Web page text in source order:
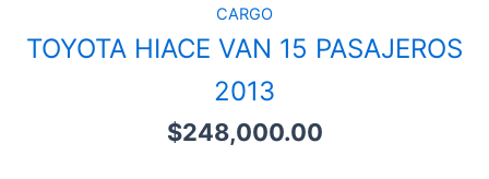
CARGO
TOYOTA HIACE VAN 15 PASAJEROS
2013
$248,000.00